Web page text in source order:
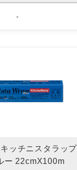
-
キッチニスタラップ
ー 22cmX100m